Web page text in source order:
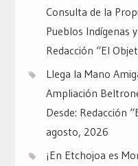
Consulta de la
Pueblos Indígenas
Redacción “El
Llega la Mano
Ampliación
Desde: Redacción
agosto, 2026
¡En Etchojoa es